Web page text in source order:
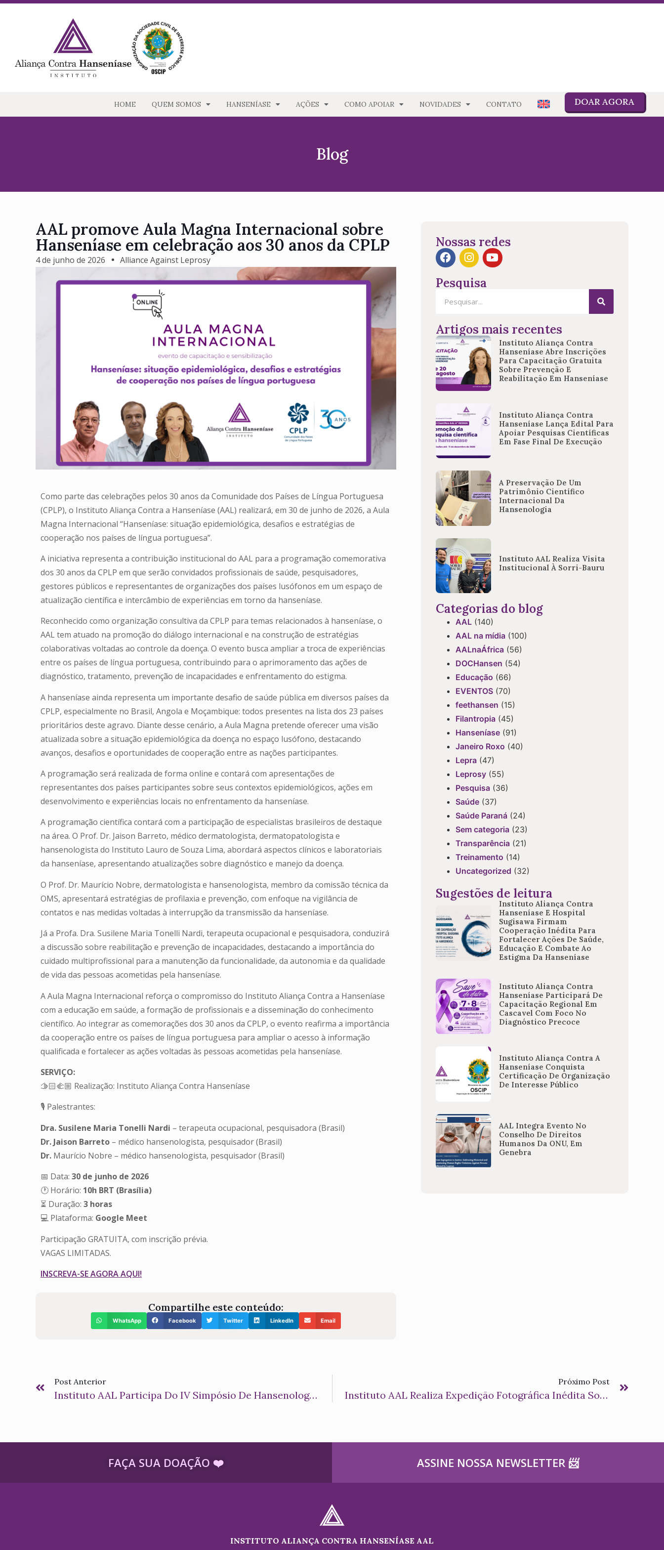
HOME QUEM SOMOS HANSENÍASE AÇÕES COMO APOIAR NOVIDADES CONTATO DOAR AGORA
Blog
AAL promove Aula Magna Internacional sobre
Hanseníase em celebração aos 30 anos da CPLP
4 de junho de 2026 Alliance Against Leprosy
Como parte das celebrações pelos 30 anos da Comunidade dos Países de Língua Portuguesa
(CPLP), o Instituto Aliança Contra a Hanseníase (AAL) realizará, em 30 de junho de 2026, a Aula
Magna Internacional “Hanseníase: situação epidemiológica, desafios e estratégias de
cooperação nos países de língua portuguesa”.
A iniciativa representa a contribuição institucional do AAL para a programação comemorativa
dos 30 anos da CPLP em que serão convidados profissionais de saúde, pesquisadores,
gestores públicos e representantes de organizações dos países lusófonos em um espaço de
atualização científica e intercâmbio de experiências em torno da hanseníase.
Reconhecido como organização consultiva da CPLP para temas relacionados à hanseníase, o
AAL tem atuado na promoção do diálogo internacional e na construção de estratégias
colaborativas voltadas ao controle da doença. O evento busca ampliar a troca de experiências
entre os países de língua portuguesa, contribuindo para o aprimoramento das ações de
diagnóstico, tratamento, prevenção de incapacidades e enfrentamento do estigma.
A hanseníase ainda representa um importante desafio de saúde pública em diversos países da
CPLP, especialmente no Brasil, Angola e Moçambique: todos presentes na lista dos 23 países
prioritários deste agravo. Diante desse cenário, a Aula Magna pretende oferecer uma visão
atualizada sobre a situação epidemiológica da doença no espaço lusófono, destacando
avanços, desafios e oportunidades de cooperação entre as nações participantes.
A programação será realizada de forma online e contará com apresentações de
representantes dos países participantes sobre seus contextos epidemiológicos, ações em
desenvolvimento e experiências locais no enfrentamento da hanseníase.
A programação científica contará com a participação de especialistas brasileiros de destaque
na área. O Prof. Dr. Jaison Barreto, médico dermatologista, dermatopatologista e
hansenologista do Instituto Lauro de Souza Lima, abordará aspectos clínicos e laboratoriais
da hanseníase, apresentando atualizações sobre diagnóstico e manejo da doença.
O Prof. Dr. Maurício Nobre, dermatologista e hansenologista, membro da comissão técnica da
OMS, apresentará estratégias de profilaxia e prevenção, com enfoque na vigilância de
contatos e nas medidas voltadas à interrupção da transmissão da hanseníase.
Já a Profa. Dra. Susilene Maria Tonelli Nardi, terapeuta ocupacional e pesquisadora, conduzirá
a discussão sobre reabilitação e prevenção de incapacidades, destacando a importância do
cuidado multiprofissional para a manutenção da funcionalidade, da autonomia e da qualidade
de vida das pessoas acometidas pela hanseníase.
A Aula Magna Internacional reforça o compromisso do Instituto Aliança Contra a Hanseníase
com a educação em saúde, a formação de profissionais e a disseminação do conhecimento
científico. Ao integrar as comemorações dos 30 anos da CPLP, o evento reafirma a importância
da cooperação entre os países de língua portuguesa para ampliar o acesso à informação
qualificada e fortalecer as ações voltadas às pessoas acometidas pela hanseníase.
SERVIÇO:
🫱🏻‍🫲🏼 Realização: Instituto Aliança Contra Hanseníase
🎙️ Palestrantes:
Dra. Susilene Maria Tonelli Nardi – terapeuta ocupacional, pesquisadora (Brasil)
Dr. Jaison Barreto – médico hansenologista, pesquisador (Brasil)
Dr. Maurício Nobre – médico hansenologista, pesquisador (Brasil)
📅 Data: 30 de junho de 2026
🕐 Horário: 10h BRT (Brasília)
⏳ Duração: 3 horas
💻 Plataforma: Google Meet
Participação GRATUITA, com inscrição prévia.
VAGAS LIMITADAS.
INSCREVA-SE AGORA AQUI!
Compartilhe este conteúdo:
WhatsApp Facebook Twitter LinkedIn Email
Nossas redes
Pesquisa
Artigos mais recentes
Instituto Aliança Contra
Hanseníase Abre Inscrições
Para Capacitação Gratuita
Sobre Prevenção E
Reabilitação Em Hanseníase
Instituto Aliança Contra
Hanseníase Lança Edital Para
Apoiar Pesquisas Científicas
Em Fase Final De Execução
A Preservação De Um
Patrimônio Científico
Internacional Da
Hansenologia
Instituto AAL Realiza Visita
Institucional À Sorri-Bauru
Categorias do blog
AAL (140)
AAL na mídia (100)
AALnaÁfrica (56)
DOCHansen (54)
Educação (66)
EVENTOS (70)
feethansen (15)
Filantropia (45)
Hanseníase (91)
Janeiro Roxo (40)
Lepra (47)
Leprosy (55)
Pesquisa (36)
Saúde (37)
Saúde Paraná (24)
Sem categoria (23)
Transparência (21)
Treinamento (14)
Uncategorized (32)
Sugestões de leitura
Instituto Aliança Contra
Hanseníase E Hospital
Sugisawa Firmam
Cooperação Inédita Para
Fortalecer Ações De Saúde,
Educação E Combate Ao
Estigma Da Hanseníase
Instituto Aliança Contra
Hanseníase Participará De
Capacitação Regional Em
Cascavel Com Foco No
Diagnóstico Precoce
Instituto Aliança Contra A
Hanseníase Conquista
Certificação De Organização
De Interesse Público
AAL Integra Evento No
Conselho De Direitos
Humanos Da ONU, Em
Genebra
Post Anterior
Instituto AAL Participa Do IV Simpósio De Hansenologia 2026 E Reforça Compromisso Com Inovação, Educação E Assistência Em Hanseníase
Próximo Post
Instituto AAL Realiza Expedição Fotográfica Inédita Sobre Hanseníase No Brasil
FAÇA SUA DOAÇÃO ​❤️ ASSINE NOSSA NEWSLETTER ​📨
INSTITUTO ALIANÇA CONTRA HANSENÍASE AAL